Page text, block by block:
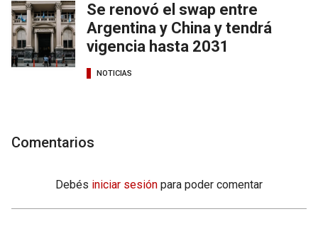
Se renovó el swap entre
Argentina y China y tendrá
vigencia hasta 2031
NOTICIAS
Comentarios
Debés iniciar sesión para poder comentar